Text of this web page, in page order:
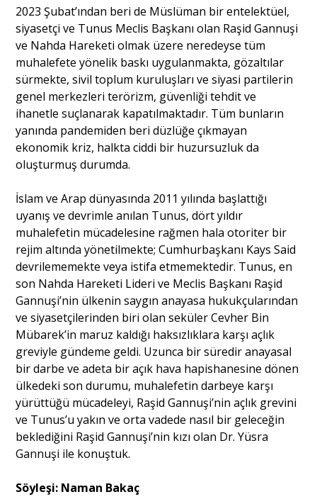
Sağlık
2023 Şubat’ından beri de Müslüman bir entelektüel,
siyasetçi ve Tunus Meclis Başkanı olan Raşid Gannuşi
ve Nahda Hareketi olmak üzere neredeyse tüm
muhalefete yönelik baskı uygulanmakta, gözaltılar
sürmekte, sivil toplum kuruluşları ve siyasi partilerin
genel merkezleri terörizm, güvenliği tehdit ve
ihanetle suçlanarak kapatılmaktadır. Tüm bunların
yanında pandemiden beri düzlüğe çıkmayan
ekonomik kriz, halkta ciddi bir huzursuzluk da
oluşturmuş durumda.
İslam ve Arap dünyasında 2011 yılında başlattığı
uyanış ve devrimle anılan Tunus, dört yıldır
muhalefetin mücadelesine rağmen hala otoriter bir
rejim altında yönetilmekte; Cumhurbaşkanı Kays Said
devrilememekte veya istifa etmemektedir. Tunus, en
son Nahda Hareketi Lideri ve Meclis Başkanı Raşid
Gannuşi’nin ülkenin saygın anayasa hukukçularından
ve siyasetçilerinden biri olan seküler Cevher Bin
Mübarek’in maruz kaldığı haksızlıklara karşı açlık
greviyle gündeme geldi. Uzunca bir süredir anayasal
bir darbe ve adeta bir açık hava hapishanesine dönen
ülkedeki son durumu, muhalefetin darbeye karşı
yürüttüğü mücadeleyi, Raşid Gannuşi’nin açlık grevini
ve Tunus’u yakın ve orta vadede nasıl bir geleceğin
beklediğini Raşid Gannuşi’nin kızı olan Dr. Yüsra
Gannuşi ile konuştuk.
Söyleşi: Naman Bakaç